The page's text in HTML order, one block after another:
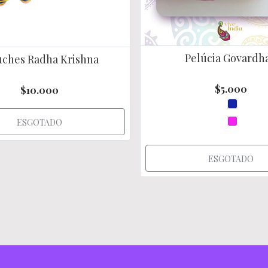
Radha Krishna
$10.000
ESGOTADO
Pelúcia
$5.000
ESGOTADO